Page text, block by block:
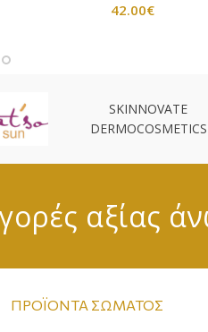
42.00€
SKINNOVATE
DERMOCOSMETICS
αξίας
ΠΡΟΪΌΝΤΑ ΣΏΜΑΤΟΣ